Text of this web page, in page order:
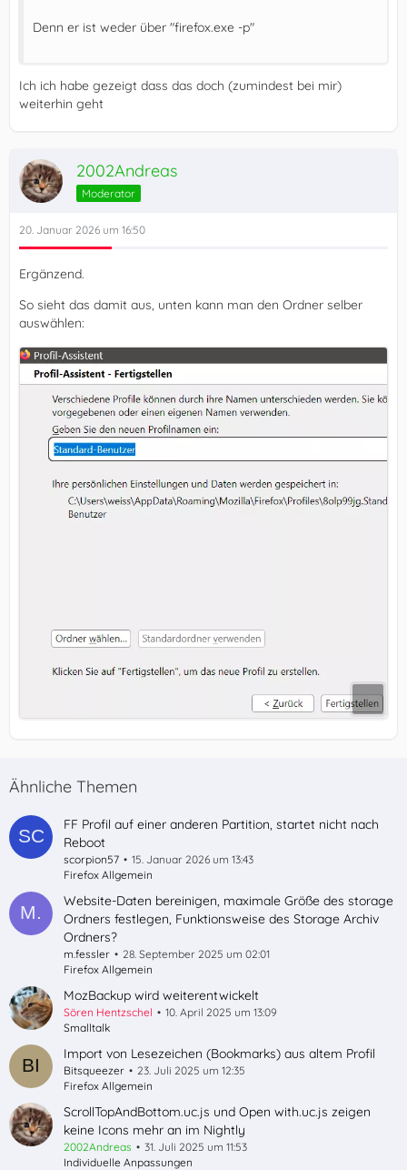
Denn er ist weder über "firefox.exe -p"
Ich ich habe gezeigt dass das doch (zumindest bei mir)
weiterhin geht
2002Andreas
Moderator
20. Januar 2026 um 16:50
Ergänzend.
So sieht das damit aus, unten kann man den Ordner selber
auswählen:
Ähnliche Themen
FF Profil auf einer anderen Partition, startet nicht nach
Reboot
scorpion57
15. Januar 2026 um 13:43
Firefox Allgemein
Website-Daten bereinigen, maximale Größe des storage
Ordners festlegen, Funktionsweise des Storage Archiv
Ordners?
m.fessler
28. September 2025 um 02:01
Firefox Allgemein
MozBackup wird weiterentwickelt
Sören Hentzschel
10. April 2025 um 13:09
Smalltalk
Import von Lesezeichen (Bookmarks) aus altem Profil
Bitsqueezer
23. Juli 2025 um 12:35
Firefox Allgemein
ScrollTopAndBottom.uc.js und Open with.uc.js zeigen
keine Icons mehr an im Nightly
2002Andreas
31. Juli 2025 um 11:53
Individuelle Anpassungen